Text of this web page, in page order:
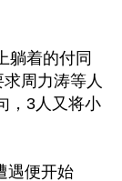
躺着的付同
周力涛等人
，3人又将小
遇便开始